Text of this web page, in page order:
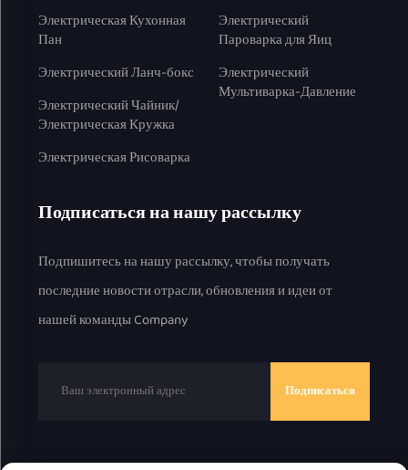
Электрическая Кухонная
Пан
Электрический Ланч-бокс
Электрический Чайник/
Электрическая Кружка
Электрическая Рисоварка
Электрический
Пароварка для Яиц
Электрический
Мультиварка-Давление
Подписаться на нашу рассылку
Подпишитесь на нашу рассылку, чтобы получать
последние новости отрасли, обновления и идеи от
нашей команды Company
Подписаться